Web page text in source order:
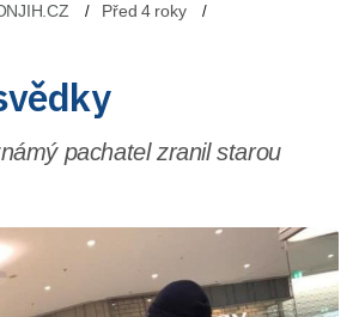
Před 4 roky
pachatel zranil starou